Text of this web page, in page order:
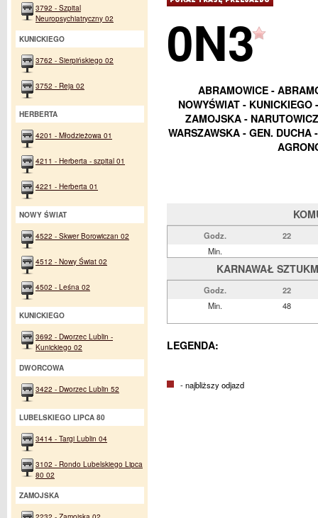
0N3
ABRAMOWICE -
NOWYŚWIAT -
ZAMOJSKA -
WARSZAWSKA - GEN.
Godz.
22
Min.
KARNAWAŁ
Godz.
22
Min.
48
LEGENDA:
- najbliższy odjazd
3792 - Szpital
Neuropsychiatryczny 02
KUNICKIEGO
3762 - Sierpińskiego 02
3752 - Reja 02
HERBERTA
4201 - Młodzieżowa 01
4211 - Herberta - szpital 01
4221 - Herberta 01
NOWY ŚWIAT
4522 - Skwer Borowiczan 02
4512 - Nowy Świat 02
4502 - Leśna 02
KUNICKIEGO
3692 - Dworzec Lublin -
Kunickiego 02
DWORCOWA
3422 - Dworzec Lublin 52
LUBELSKIEGO LIPCA 80
3414 - Targi Lublin 04
3102 - Rondo Lubelskiego Lipca
80 02
ZAMOJSKA